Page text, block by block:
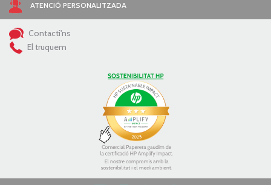
ATENCIÓ PERSONALITZADA
Contacti'ns
El truquem